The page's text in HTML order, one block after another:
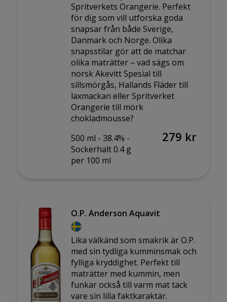
Spritverkets Orangerie. Perfekt
för dig som vill utforska goda
snapsar från både Sverige,
Danmark och Norge. Olika
snapsstilar gör att de matchar
olika maträtter – vad sägs om
norsk Akevitt Spesial till
sillsmörgås, Hallands Fläder till
laxmackan eller Spritverket
Orangerie till mörk
chokladmousse?
500 ml - 38.4% -
Sockerhalt 0.4 g
per 100 ml
279 kr
O.P. Anderson Aquavit
Lika välkänd som smakrik är O.P.
med sin tydliga kumminsmak och
fylliga kryddighet. Perfekt till
maträtter med kummin, men
funkar också till varm mat tack
vare sin lilla faktkaraktär.